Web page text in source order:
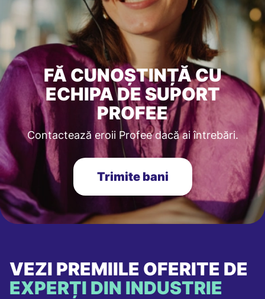
FĂ CUNOȘTINȚĂ CU
ECHIPA DE SUPORT
PROFEE
Contactează eroii Profee dacă ai întrebări.
Trimite bani
VEZI PREMIILE OFERITE DE
EXPERȚI DIN INDUSTRIE